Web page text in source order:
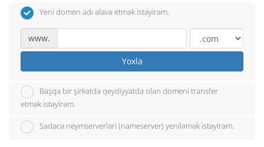
Yeni domen adı əlavə etmək istəyirəm.
www.
Yoxla
Başqa bir şirkətdə qeydiyyatda olan domeni transfer
etmək istəyirəm.
Sadəcə neymserverləri (nameserver) yeniləmək istəyirəm.